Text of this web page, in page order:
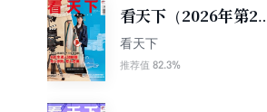
看天下（2026年第2
期）
看天下
推荐值 82.3%